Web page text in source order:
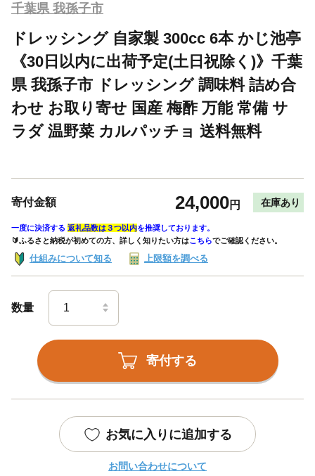
千葉県 我孫子市
ドレッシング 自家製 300cc 6本 かじ池亭
《30日以内に出荷予定(土日祝除く)》千葉
県 我孫子市 ドレッシング 調味料 詰め合
わせ お取り寄せ 国産 梅酢 万能 常備 サ
ラダ 温野菜 カルパッチョ 送料無料
寄付金額 24,000円 在庫あり
一度に決済する 返礼品数は３つ以内を推奨しております。
🔰ふるさと納税が初めての方、詳しく知りたい方はこちらでご確認ください。
仕組みについて知る 上限額を調べる
数量
寄付する
お気に入りに追加する
お問い合わせについて